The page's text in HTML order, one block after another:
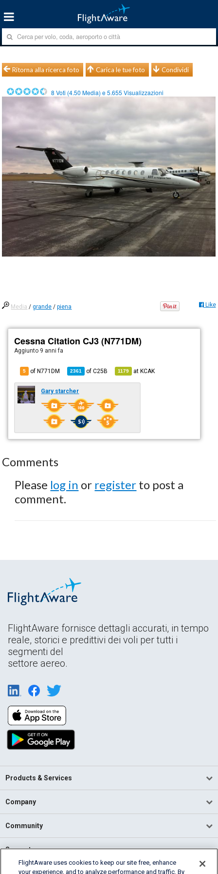
Ritorna alla ricerca foto Carica le tue foto Condividi
8 Voti (4.50 Media) e5.655 Visualizzazioni
Media /grande /piena Like
Cessna Citation CJ3 (N771DM)
Aggiunto 9 anni fa
5 of N771DM 2361 ofC25B 1179 atKCAK
Gary starcher
Comments
Please log in or register to post a
comment.
FlightAware fornisce dettagli accurati, in tempo
reale, storici e predittivi dei voli per tutti i
segmenti del
settore aereo.
Products & Services
Company
Community
Support
FlightAware uses cookies to keep our site free, enhance
your experience, and to analyze performance and traffic. By